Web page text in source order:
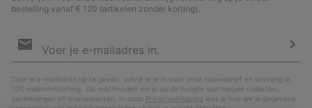
bestelling vanaf € 120 (artikelen zonder korting).
voor
Door je e-mailadres op te geven, schrijf je je in voor onze nieuwsbrief en ontvang je
10% welkomstkorting. Via mail houden we je op de hoogte van nieuwe collecties,
aanbiedingen en evenementen. In onze Privacyverklaring lees je hoe we je gegevens